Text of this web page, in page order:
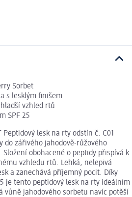
Sorbet
s lesklým finišem
vzhled rtů
SPF 25
Peptidový lesk na rty odstín č. C01
do zářivého jahodově-růžového
obohacené o peptidy přispívá k
vzhledu rtů. Lehká, nelepivá
a zanechává příjemný pocit. Díky
je tento peptidový lesk na rty ideálním
vůně jahodového sorbetu navíc potěší